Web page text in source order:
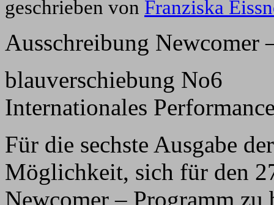
geschrieben von Franziska
Ausschreibung Newcomer
blauverschiebung No6
Internationales
Für die sechste Ausgabe
Möglichkeit, sich für den
Newcomer – Programm zu